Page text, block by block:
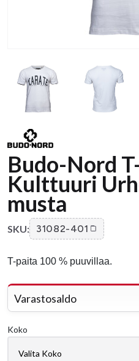
Budo-Nord
Kulttuuri
musta
SKU: 31082-401
T-paita 100 % puuvillaa.
Varastosaldo
Koko